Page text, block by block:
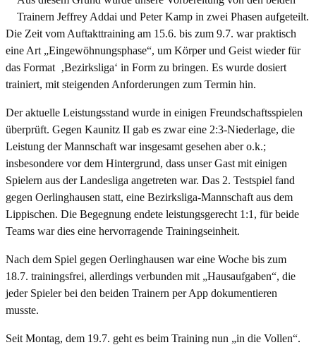
Trainern Jeffrey Addai und Peter Kamp in zwei Phasen aufgeteilt.
Die Zeit vom Auftakttraining am 15.6. bis zum 9.7. war praktisch
eine Art „Eingewöhnungsphase“, um Körper und Geist wieder für
das Format ‚Bezirksliga‘ in Form zu bringen. Es wurde dosiert
trainiert, mit steigenden Anforderungen zum Termin hin.
Der aktuelle Leistungsstand wurde in einigen Freundschaftsspielen
überprüft. Gegen Kaunitz II gab es zwar eine 2:3-Niederlage, die
Leistung der Mannschaft war insgesamt gesehen aber o.k.;
insbesondere vor dem Hintergrund, dass unser Gast mit einigen
Spielern aus der Landesliga angetreten war. Das 2. Testspiel fand
gegen Oerlinghausen statt, eine Bezirksliga-Mannschaft aus dem
Lippischen. Die Begegnung endete leistungsgerecht 1:1, für beide
Teams war dies eine hervorragende Trainingseinheit.
Nach dem Spiel gegen Oerlinghausen war eine Woche bis zum
18.7. trainingsfrei, allerdings verbunden mit „Hausaufgaben“, die
jeder Spieler bei den beiden Trainern per App dokumentieren
musste.
Seit Montag, dem 19.7. geht es beim Training nun „in die Vollen“.